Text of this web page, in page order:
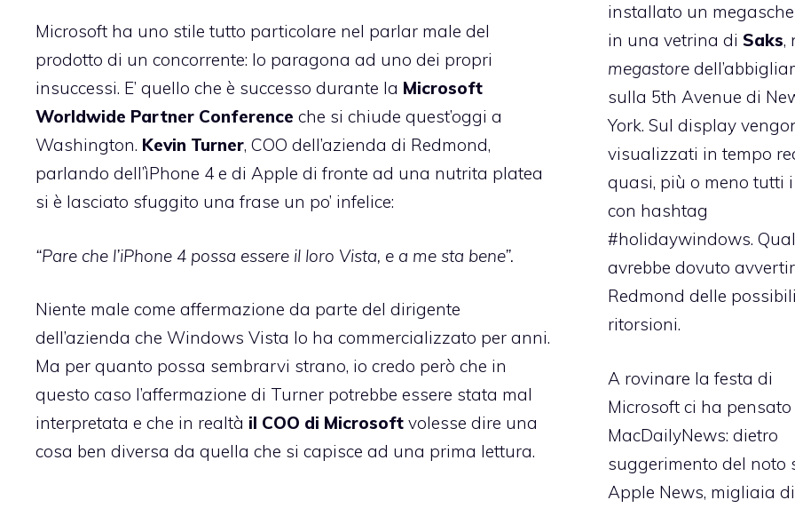
Microsoft ha uno stile tutto particolare nel parlar male del
prodotto di un concorrente: lo paragona ad uno dei propri
insuccessi. E’ quello che è successo durante la Microsoft
Worldwide Partner Conference che si chiude quest’oggi a
Washington. Kevin Turner, COO dell’azienda di Redmond,
parlando dell’ìPhone 4 e di Apple di fronte ad una nutrita platea
si è lasciato sfuggito una frase un po’ infelice:
“Pare che l’iPhone 4 possa essere il loro Vista, e a me sta bene”.
Niente male come affermazione da parte del dirigente
dell’azienda che Windows Vista lo ha commercializzato per anni.
Ma per quanto possa sembrarvi strano, io credo però che in
questo caso l’affermazione di Turner potrebbe essere stata mal
interpretata e che in realtà il COO di Microsoft volesse dire una
cosa ben diversa da quella che si capisce ad una prima lettura.
installato un
in una vetrina diSaks,
megastore
sulla 5th Avenue di
York. Sul display
visualizzati in tempo
quasi, più o meno tutti
con hashtag
#holidaywindows.
avrebbe dovuto
Redmond delle
ritorsioni.
A rovinare la festa di
Microsoft ci ha pensato
MacDailyNews: dietro
suggerimento del noto
Apple News, migliaia